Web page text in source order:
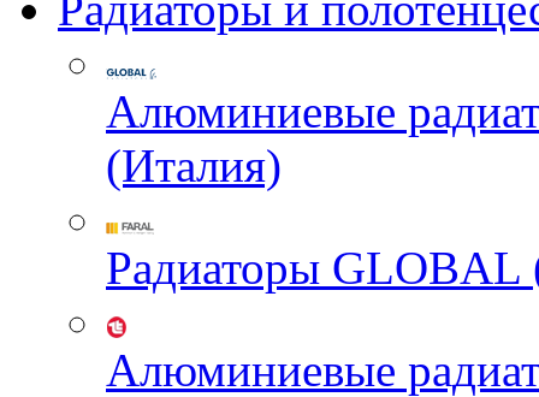
Алюминиевые
(Италия)
Радиаторы GLOBAL
Алюминиевые